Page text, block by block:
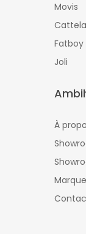
Movis
Fatboy
Joli
À